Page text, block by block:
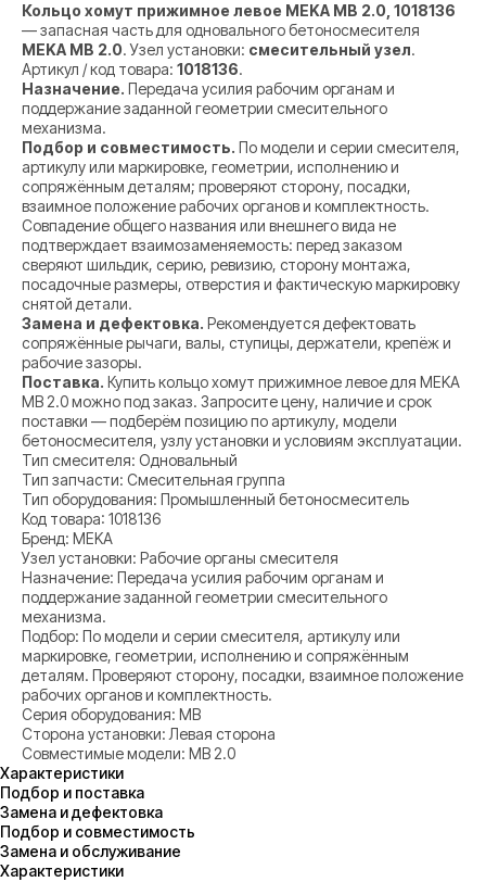
Кольцо хомут прижимное левое MEKA MB 2.0, 1018136
— запасная часть для одновального бетоносмесителя
MEKA MB 2.0. Узел установки: смесительный узел.
Артикул / код товара: 1018136.
Назначение. Передача усилия рабочим органам и
поддержание заданной геометрии смесительного
механизма.
Подбор и совместимость. По модели и серии смесителя,
артикулу или маркировке, геометрии, исполнению и
сопряжённым деталям; проверяют сторону, посадки,
взаимное положение рабочих органов и комплектность.
Совпадение общего названия или внешнего вида не
подтверждает взаимозаменяемость: перед заказом
сверяют шильдик, серию, ревизию, сторону монтажа,
посадочные размеры, отверстия и фактическую маркировку
снятой детали.
Замена и дефектовка. Рекомендуется дефектовать
сопряжённые рычаги, валы, ступицы, держатели, крепёж и
рабочие зазоры.
Поставка. Купить кольцо хомут прижимное левое для MEKA
MB 2.0 можно под заказ. Запросите цену, наличие и срок
поставки — подберём позицию по артикулу, модели
бетоносмесителя, узлу установки и условиям эксплуатации.
Тип смесителя: Одновальный
Тип запчасти: Смесительная группа
Тип оборудования: Промышленный бетоносмеситель
Код товара: 1018136
Бренд: MEKA
Узел установки: Рабочие органы смесителя
Назначение: Передача усилия рабочим органам и
поддержание заданной геометрии смесительного
механизма.
Подбор: По модели и серии смесителя, артикулу или
маркировке, геометрии, исполнению и сопряжённым
деталям. Проверяют сторону, посадки, взаимное положение
рабочих органов и комплектность.
Серия оборудования: MB
Сторона установки: Левая сторона
Совместимые модели: MB 2.0
Характеристики
Подбор и поставка
Замена и дефектовка
Подбор и совместимость
Замена и обслуживание
Характеристики